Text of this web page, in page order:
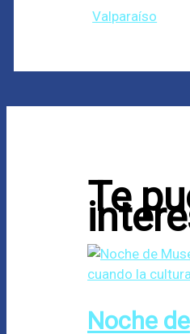
Valparaíso
Te
Noche de